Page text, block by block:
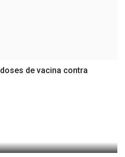
de vacina contra